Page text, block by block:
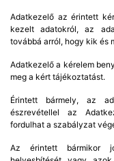
Adatkezelő az érintett
kezelt adatokról, az
továbbá arról, hogy kik és
Adatkezelő a kérelem
meg a kért tájékoztatást.
Érintett bármely, az
észrevétellel az
fordulhat a szabályzat
Az érintett bármikor